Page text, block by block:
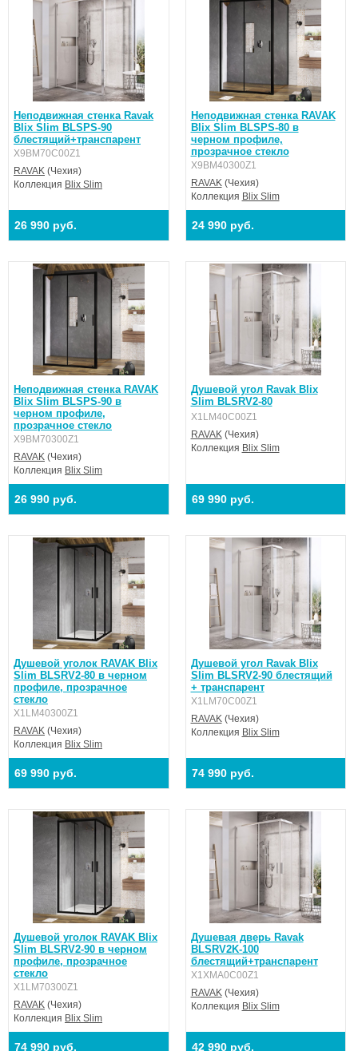
Elipso Pro Chrome или непосредственно на пол со встроенным
душевым каналом.
Перед сборкой изделия обратите внимание на точные размеры
изделия в инструкции по сборке или на сайте, в разделе
«Техническая информация», так как число, указанное в
названии конкретного изделия, не дает точного измерения.
Неподвижная стенка Ravak
Blix Slim BLSPS-90
блестящий+транспарент
X9BM70C00Z1
RAVAK (Чехия)
Коллекция Blix Slim
26 990 руб.
Неподвижная стенка RAVAK
Blix Slim BLSPS-80 в
черном профиле,
прозрачное стекло
X9BM40300Z1
RAVAK(Чехия)
Коллекция Blix Slim
24 990 руб.
Неподвижная стенка RAVAK
Blix Slim BLSPS-90 в
черном профиле,
прозрачное стекло
X9BM70300Z1
RAVAK (Чехия)
Коллекция Blix Slim
26 990 руб.
Душевой угол Ravak Blix
Slim BLSRV2-80
X1LM40C00Z1
RAVAK(Чехия)
Коллекция Blix Slim
69 990 руб.
Душевой уголок RAVAK Blix
Slim BLSRV2-80 в черном
профиле, прозрачное
стекло
X1LM40300Z1
RAVAK (Чехия)
Коллекция Blix Slim
69 990 руб.
Душевой угол Ravak Blix
Slim BLSRV2-90 блестящий
+ транспарент
X1LM70C00Z1
RAVAK(Чехия)
Коллекция Blix Slim
74 990 руб.
Душевой уголок RAVAK Blix
Slim BLSRV2-90 в черном
профиле, прозрачное
стекло
X1LM70300Z1
RAVAK (Чехия)
Коллекция Blix Slim
74 990 руб.
Душевая дверь Ravak
BLSRV2K-100
блестящий+транспарент
X1XMA0C00Z1
RAVAK(Чехия)
Коллекция Blix Slim
42 990 руб.